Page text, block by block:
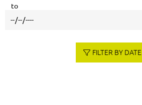
to
FILTER BY DATE